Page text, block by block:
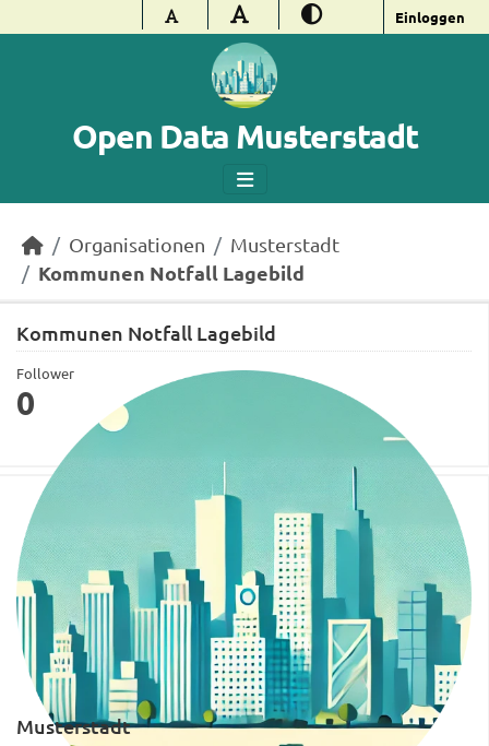
Überspringen zum Hauptinhalt Einloggen
Open Data Musterstadt
Organisationen Musterstadt
Kommunen Notfall Lagebild
Kommunen Notfall Lagebild
Follower
0
Musterstadt